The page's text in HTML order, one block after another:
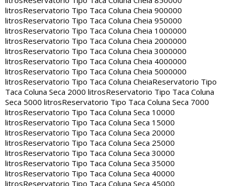
litrosReservatorio Tipo Taca Coluna Cheia 900000
litrosReservatorio Tipo Taca Coluna Cheia 950000
litrosReservatorio Tipo Taca Coluna Cheia 1000000
litrosReservatorio Tipo Taca Coluna Cheia 2000000
litrosReservatorio Tipo Taca Coluna Cheia 3000000
litrosReservatorio Tipo Taca Coluna Cheia 4000000
litrosReservatorio Tipo Taca Coluna Cheia 5000000
litrosReservatorio Tipo Taca Coluna CheiaReservatorio Tipo
Taca Coluna Seca 2000 litrosReservatorio Tipo Taca Coluna
Seca 5000 litrosReservatorio Tipo Taca Coluna Seca 7000
litrosReservatorio Tipo Taca Coluna Seca 10000
litrosReservatorio Tipo Taca Coluna Seca 15000
litrosReservatorio Tipo Taca Coluna Seca 20000
litrosReservatorio Tipo Taca Coluna Seca 25000
litrosReservatorio Tipo Taca Coluna Seca 30000
litrosReservatorio Tipo Taca Coluna Seca 35000
litrosReservatorio Tipo Taca Coluna Seca 40000
litrosReservatorio Tipo Taca Coluna Seca 45000